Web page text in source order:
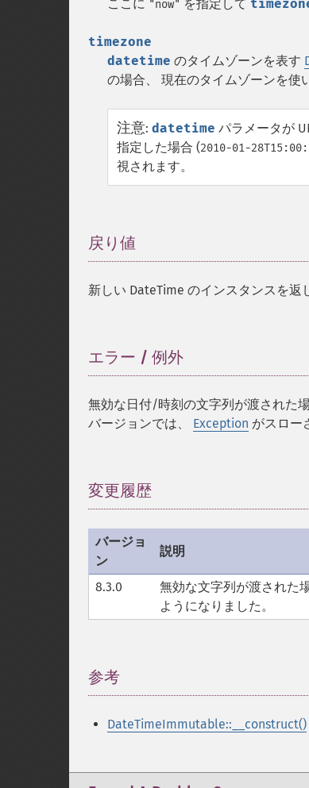
ここに "now" を指定して
timezone
datetime のタイムゾーンを表す
の場合、 現在のタイムゾーンを使
注意: datetime パラメータが
指定した場合 (2010-01-
視されます。
戻り値
新しい DateTime のインスタンスを返
エラー / 例外
無効な日付/時刻の文字列が渡された
バージョンでは、 Exception がスロー
変更履歴
バージョ
ン
説明
8.3.0 無効な文字列が渡された
ようになりました。
参考
DateTimeImmutable::__construct()